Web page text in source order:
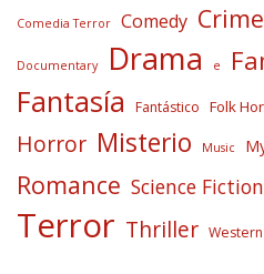
Comedia Terror Comedy
Documentary Drama e
Fantasía Fantástico Folk
Horror Misterio Music
Romance Science Fiction
Terror Thriller Western